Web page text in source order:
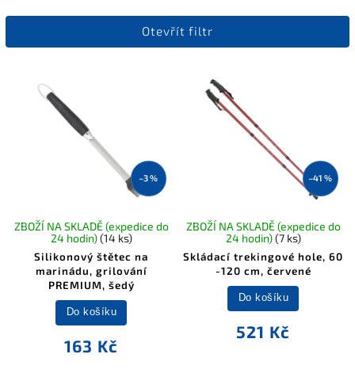
Nejlevnější
Abecedně
Otevřít filtr
–3 %
Silikonový štětec na
marinádu, grilování
PREMIUM, šedý
ZBOŽÍ NA SKLADĚ (expedice do
24 hodin)(14 ks)
163 Kč
Do košíku
–41 %
Skládací trekingové hole, 60
-120 cm, červené
ZBOŽÍ NA SKLADĚ (expedice do
24 hodin)(7 ks)
521 Kč
Do košíku